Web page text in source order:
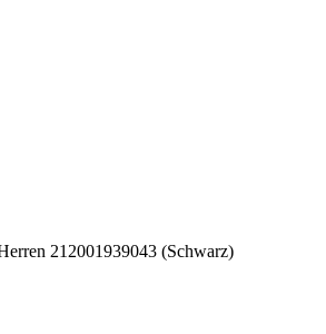
212001939043 (Schwarz)